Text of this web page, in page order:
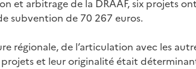
et arbitrage de la DRAAF, six projets
subvention de 70 267 euros.
régionale, de l’articulation avec les
et leur originalité était